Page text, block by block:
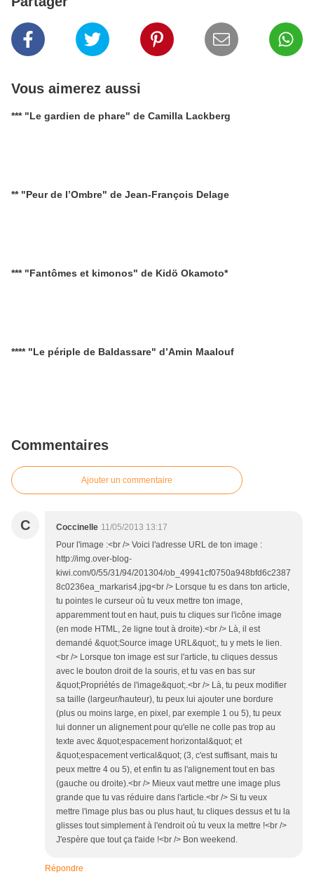
Vous aimerez aussi
*** "Le gardien de phare" de Camilla Lackberg
** "Peur de l’Ombre" de Jean-François Delage
*** "Fantômes et kimonos" de Kidö Okamoto*
**** "Le périple de Baldassare" d’Amin Maalouf
Commentaires
Ajouter un commentaire
C Coccinelle 11/05/2013 13:17
Pour l'image :<br /> Voici l'adresse URL de ton image :
http://img.over-blog-
kiwi.com/0/55/31/94/201304/ob_49941cf0750a948bfd6c2387
8c0236ea_markaris4.jpg<br /> Lorsque tu es dans ton article,
tu pointes le curseur où tu veux mettre ton image,
apparemment tout en haut, puis tu cliques sur l'icône image
(en mode HTML, 2e ligne tout à droite).<br /> Là, il est
demandé &quot;Source image URL&quot;, tu y mets le lien.
<br /> Lorsque ton image est sur l'article, tu cliques dessus
avec le bouton droit de la souris, et tu vas en bas sur
&quot;Propriétés de l'image&quot;.<br /> Là, tu peux modifier
sa taille (largeur/hauteur), tu peux lui ajouter une bordure
(plus ou moins large, en pixel, par exemple 1 ou 5), tu peux
lui donner un alignement pour qu'elle ne colle pas trop au
texte avec &quot;espacement horizontal&quot; et
&quot;espacement vertical&quot; (3, c'est suffisant, mais tu
peux mettre 4 ou 5), et enfin tu as l'alignement tout en bas
(gauche ou droite).<br /> Mieux vaut mettre une image plus
grande que tu vas réduire dans l'article.<br /> Si tu veux
mettre l'image plus bas ou plus haut, tu cliques dessus et tu la
glisses tout simplement à l'endroit où tu veux la mettre !<br />
J'espère que tout ça t'aide !<br /> Bon weekend.
Répondre